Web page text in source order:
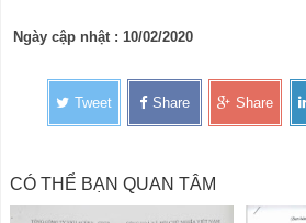
Ngày cập nhật : 10/02/2020
Tweet Share Share
CÓ THỂ BẠN QUAN TÂM